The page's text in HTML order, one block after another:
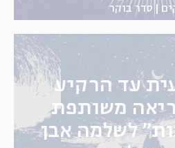
סדר בוקר
עד הרקיע
משותפת
לשלמה אבן